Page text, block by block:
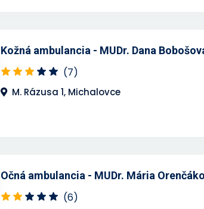
Kožná ambulancia - MUDr. Dana
(7)
M. Rázusa 1, Michalovce
Očná ambulancia - MUDr. Mária
(6)